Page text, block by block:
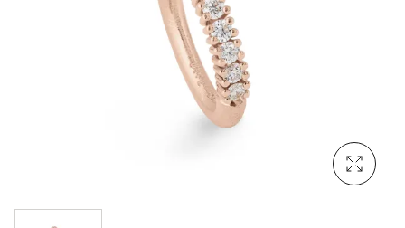
Neu bei Vogl: Cartier
Mehr erfahren: Ikonische Uhren von Cartier